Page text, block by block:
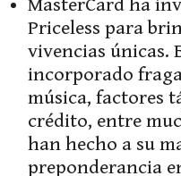
MasterCard ha
Priceless para
vivencias únicas.
incorporado
música, factores
crédito, entre
han hecho a su
preponderancia